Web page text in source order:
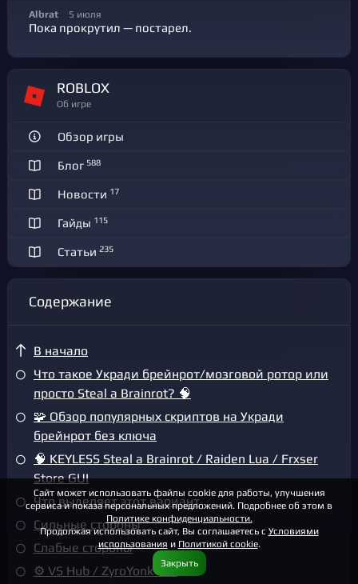
Albrat 5 июля
Пока прокрутил — постарел.
ROBLOX
Об игре
Обзор игры
Блог 588
Новости 17
Гайды 115
Статьи 235
Содержание
В начало
Что такое Укради брейнрот/мозговой ротор или
просто Steal a Brainrot? 🧠
🧩 Обзор популярных скриптов на Укради
брейнрот без ключа
🧠 KEYLESS Steal a Brainrot / Raiden Lua / Frxser
Store GUI
Что выделяет этот вариант
Сильные стороны
Слабые стороны
⚙️ VS Hub / ZyroYonk GUI
Сайт может использовать файлы cookie для работы, улучшения
сервиса и показа персональных предложений. Подробнее об этом в
Политике конфиденциальности.
Продолжая использовать сайт, Вы соглашаетесь с Условиями
использования и Политикой cookie.
Закрыть